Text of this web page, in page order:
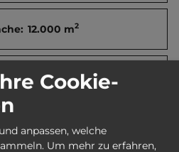
12.000 m2
Ganzjährig geöffnet
Cookie-
anpassen, welche
Um mehr zu erfahren,